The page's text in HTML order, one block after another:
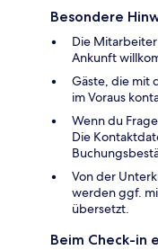
Besondere
Die
Ankunft
Gäste, die mit
im Voraus
Wenn du
Die
Von der
werden ggf.
übersetzt.
Beim Check-in